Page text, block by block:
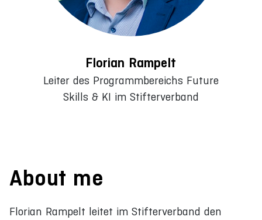
Florian Rampelt
Leiter des Programmbereichs Future
Skills & KI im Stifterverband
About me
Florian Rampelt leitet im Stifterverband den